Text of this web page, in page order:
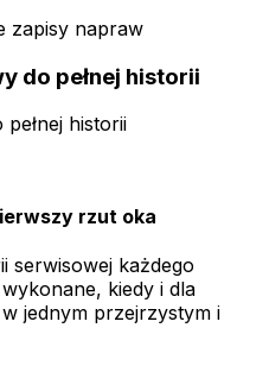
zapisy napraw
do pełnej historii
historii
rzut oka
serwisowej każdego
kiedy i dla
jednym przejrzystym i